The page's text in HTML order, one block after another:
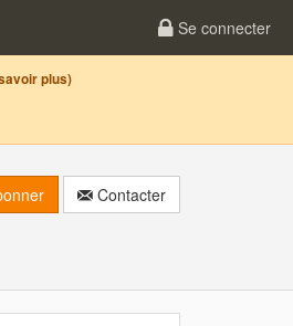
Se connecter
plus)
Contacter